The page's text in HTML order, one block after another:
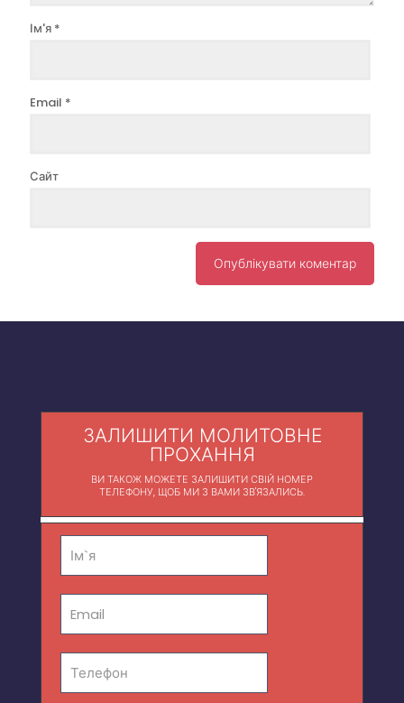
Ім'я *
Email *
Сайт
ЗАЛИШИТИ МОЛИТОВНЕ
ПРОХАННЯ
ВИ ТАКОЖ МОЖЕТЕ ЗАЛИШИТИ СВІЙ НОМЕР
ТЕЛЕФОНУ, ЩОБ МИ З ВАМИ ЗВ'ЯЗАЛИСЬ.